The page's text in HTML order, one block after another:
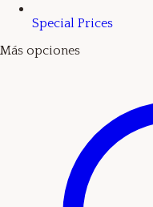
Special Prices
Más opciones